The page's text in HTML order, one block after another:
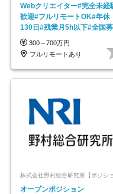
Webクリエイター#完全未経
歓迎#フルリモートOK#年休
130日#残業月5h以下#全国
#最大1年の研修
300～700万円
フルリモートあり
オープンポジション